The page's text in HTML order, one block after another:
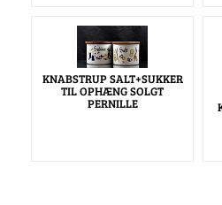
KNABSTRUP SALT+SUKKER
TIL OPHÆNG SOLGT
PERNILLE